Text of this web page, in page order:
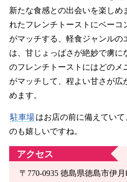
新たな食感との出会いを楽しめ
れたフレンチトーストにベーコ
がマッチする、軽食ジャンルの
は、甘じょっぱさが絶妙で虜に
のフレンチトーストにはどのメ
がマッチして、程よい甘さが広
めます。
駐車場はお店の前に備えてい
のも嬉しいですね。
アクセス
〒770-0935 徳島県徳島市伊